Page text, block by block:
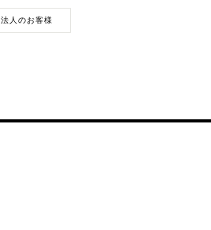
法人のお客様